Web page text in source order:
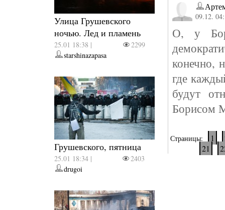
Улица Грушевского
ночью. Лед и пламень
25.01 18:38 |
2299
starshinazapasa
Грушевского, пятница
25.01 18:34 |
2403
drugoi
09.12.
О, у
конечно,
где
будут
Борисом
Страницы: 1
21